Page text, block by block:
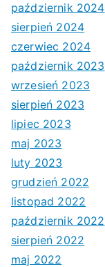
październik 2024
sierpień 2024
czerwiec 2024
październik 2023
wrzesień 2023
sierpień 2023
lipiec 2023
maj 2023
luty 2023
grudzień 2022
listopad 2022
październik 2022
sierpień 2022
maj 2022